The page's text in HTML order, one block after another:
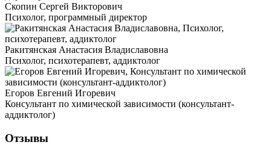
Скопин Сергей Викторович
Психолог, программный директор
Ракитянская Анастасия Владиславовна
Психолог, психотерапевт, аддиктолог
Егоров Евгений Игоревич
Консультант по химической зависимости (консультант-
аддиктолог)
Отзывы